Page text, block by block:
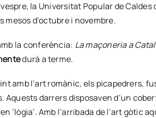
la Universitat Popular de
d’octubre i novembre.
la conferència: La maçoneria a
durà a terme.
amb l’art romànic, els picapedrers,
darrers disposaven d’un
‘lògia’. Amb l’arribada de l’art gòtic